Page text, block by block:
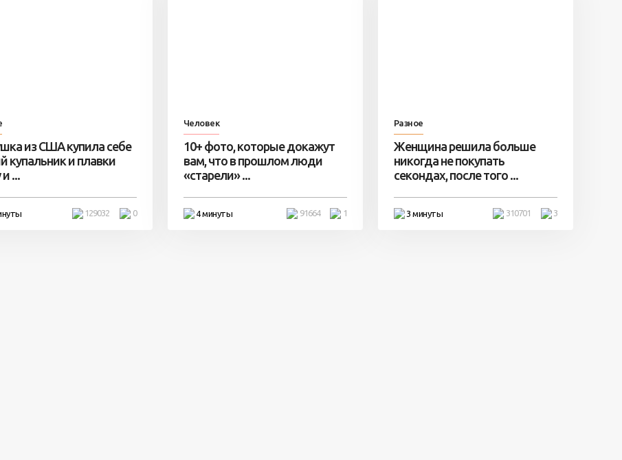
из США купила себе
купальник и плавки
...
0
129032
Человек
10+ фото, которые докажут
вам, что в прошлом люди
«старели» ...
4 минуты 1
91664
Разное
Женщина решила больше
никогда не покупать
секондах, после того ...
3 минуты 3
310701